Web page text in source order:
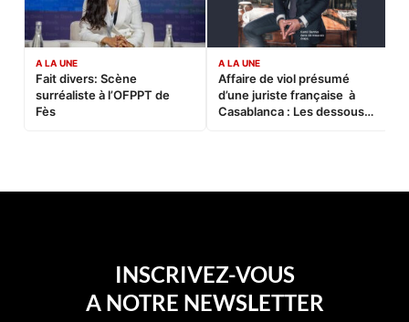
A LA UNE
Fait divers: Scène
surréaliste à l’OFPPT de
Fès
A LA UNE
Affaire de viol présumé
d’une juriste française à
Casablanca : Les dessous
INSCRIVEZ-VOUS
A NOTRE NEWSLETTER